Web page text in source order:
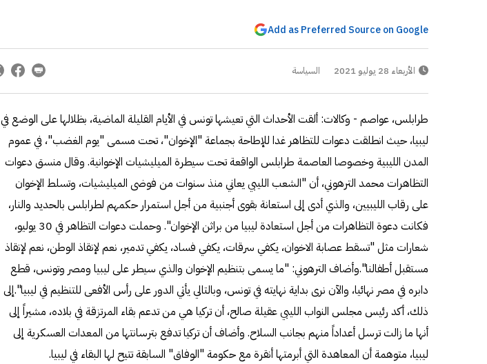
Add as Preferred Source on Google
الأربعاء 28 يوليو 2021 السياسة
طرابلس، عواصم - وكالات: ألقت الأحداث التي تعيشها تونس في الأيام القليلة الماضية، بظلالها على الوضع في
ليبيا، حيث انطلقت دعوات للتظاهر غدا للإطاحة بجماعة "الإخوان"، تحت مسمى "يوم الغضب"، في عموم
المدن الليبية وخصوصا العاصمة طرابلس الواقعة تحت سيطرة الميليشيات الإخوانية. وقال منسق دعوات
التظاهرات محمد الترهوني، أن "الشعب الليبي يعاني منذ سنوات من فوضى الميليشيات، وتسلط الإخوان
على رقاب الليبيين، والذي أدى إلى استعانة بقوى أجنبية من أجل استمرار حكمهم لطرابلس بالحديد والنار،
فكانت دعوة التظاهرات من أجل استعادة ليبيا من براثن الإخوان". وحملت دعوات التظاهر في 30 يوليو،
شعارات مثل "تسقط عصابة الاخوان، يكفي سرقات، يكفي فساد، يكفي تدمير، نعم لإنقاذ الوطن، نعم لإنقاذ
مستقبل أطفالنا".وأضاف الترهوني: "ما يسمى بتنظيم الإخوان والذي سيطر على ليبيا ومصر وتونس، قطع
دابره في مصر نهائيا، والآن نرى بداية نهايته في تونس، وبالتالي يأتي الدور على رأس الأفعى للتنظيم في ليبيا".إلى
ذلك، أكد رئيس مجلس النواب الليبي عقيلة صالح، أن تركيا هي من تدعم بقاء المرتزقة في بلاده، مشيراً إلى
أنها ما زالت ترسل أعداداً منهم بجانب السلاح. وأضاف أن تركيا تدفع بترسانتها من المعدات العسكرية إلى
ليبيا، متوهمة أن المعاهدة التي أبرمتها أنقرة مع حكومة "الوفاق" السابقة تتيح لها البقاء في ليبيا.